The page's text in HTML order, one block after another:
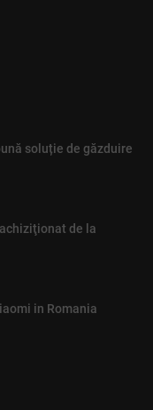
soluție de găzduire
de la
in Romania